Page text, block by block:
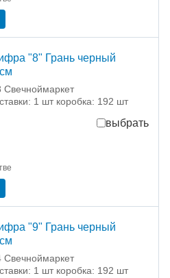
"8" Грань черный
Свечноймаркет
1 шт коробка: 192 шт
выбрать
"9" Грань черный
Свечноймаркет
1 шт коробка: 192 шт